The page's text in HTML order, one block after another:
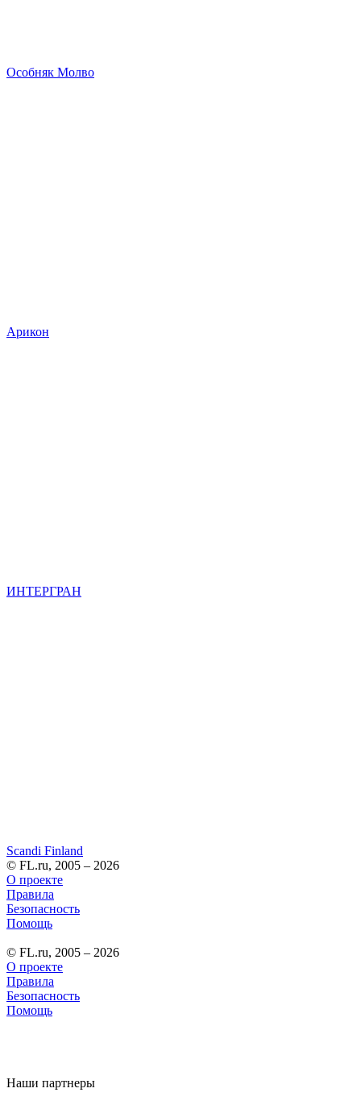
Особняк Молво
Арикон
ИНТЕРГРАН
Scandi Finland
© FL.ru, 2005 – 2026
О проекте
Правила
Безопасность
Помощь
© FL.ru, 2005 – 2026
О проекте
Правила
Безопасность
Помощь
Наши партнеры